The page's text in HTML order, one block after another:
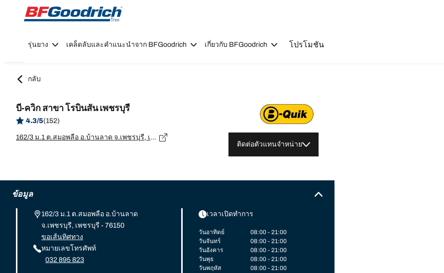
Go to page content
Go to page navigation
รุ่นยาง เคล็ดลับและคำแนะนำจาก BFGoodrich เกี่ยวกับ BFGoodrich โปรโมชัน
กลับ
บี-ควิก สาขา โรบินสัน เพชรบุรี
4.3/5(152)
162/3 ม.1 ต.สมอพลือ อ.บ้านลาด จ.เพชรบุรี, เพชรบุรี - 76150
ติดต่อตัวแทนจำหน่าย
ข้อมูล
162/3 ม.1 ต.สมอพลือ อ.บ้านลาด
จ.เพชรบุรี, เพชรบุรี - 76150
ขอเส้นทิศทาง
หมายเลขโทรศัพท์
032 895 823
เวลาเปิดทำการ
วันอาทิตย์
08:00 - 21:00
วันจันทร์
08:00 - 21:00
วันอังคาร
08:00 - 21:00
วันพุธ
08:00 - 21:00
วันพฤหัส
08:00 - 21:00